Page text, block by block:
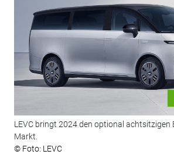
LEVC bringt 2024 den optional achtsitzigen
Markt.
© Foto: LEVC